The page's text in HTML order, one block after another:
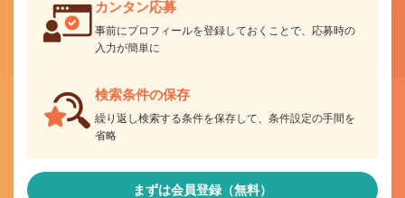
カンタン応募
事前にプロフィールを登録しておくことで、応募時の
入力が簡単に
検索条件の保存
繰り返し検索する条件を保存して、条件設定の手間を
省略
まずは会員登録（無料）